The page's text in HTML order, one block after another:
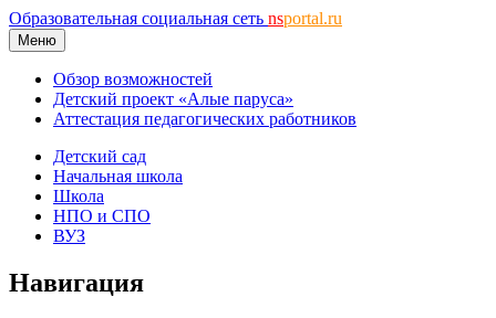
Образовательная социальная сеть nsportal.ru
Меню
Обзор возможностей
Детский проект «Алые паруса»
Аттестация педагогических работников
Детский сад
Начальная школа
Школа
НПО и СПО
ВУЗ
Навигация